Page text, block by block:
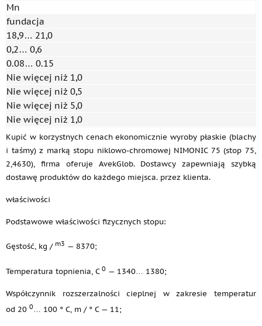
Mn
fundacja
18,9… 21,0
0,2… 0,6
0.08… 0.15
Nie więcej niż 1,0
Nie więcej niż 0,5
Nie więcej niż 5,0
Nie więcej niż 1,0
Kupić w korzystnych cenach ekonomicznie wyroby płaskie (blachy
i taśmy) z marką stopu niklowo-chromowej NIMONIC 75 (stop 75,
2,4630), firma oferuje AvekGlob. Dostawcy zapewniają szybką
dostawę produktów do każdego miejsca. przez klienta.
właściwości
Podstawowe właściwości fizycznych stopu:
Gęstość, kg / m3 — 8370;
Temperatura topnienia, C 0 — 1340… 1380;
Współczynnik rozszerzalności cieplnej w zakresie temperatur
od 20 0… 100 ° C, m / ° C — 11;